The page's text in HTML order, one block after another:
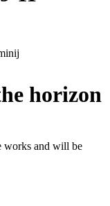
horizon
works and will be